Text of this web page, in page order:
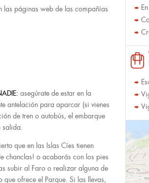
las páginas web de las compañías
asegúrate de estar en la
antelación para aparcar (si vienes
de tren o autobús, el embarque
salida.
que en las Islas Cíes tienen
chanclas! o acabarás con los pies
subir al Faro o realizar alguna de
que ofrece el Parque. Si las llevas,